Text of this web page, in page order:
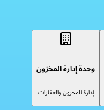
وحدة إدارة المخزون
إدارة المخزون والعقارات